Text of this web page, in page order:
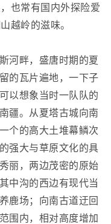
也常有国内外探险爱
越岭的滋味。
河畔，盛唐时期的夏
的瓦片遍地，一下子
以想象当时一队队的
疆。从夏塔古城向南
个的高大土堆幕鳞次
强大与草原文化的具
丽，两边茂密的原始
中沟的西边有现代当
鹿场；向南古道迂回
围内，相对高度增加